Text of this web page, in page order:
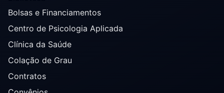
Bolsas e Financiamentos
Centro de Psicologia Aplicada
Clínica da Saúde
Colação de Grau
Contratos